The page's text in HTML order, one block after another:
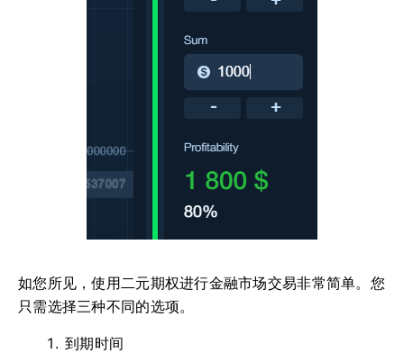
如您所见，使用二元期权进行金融市场交易非常简单。您
只需选择三种不同的选项。
到期时间